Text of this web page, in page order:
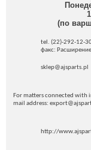
(по
tel. (22)-292-12-
факс:
sklep@ajsparts.pl
For matters connected with
mail address:
http://